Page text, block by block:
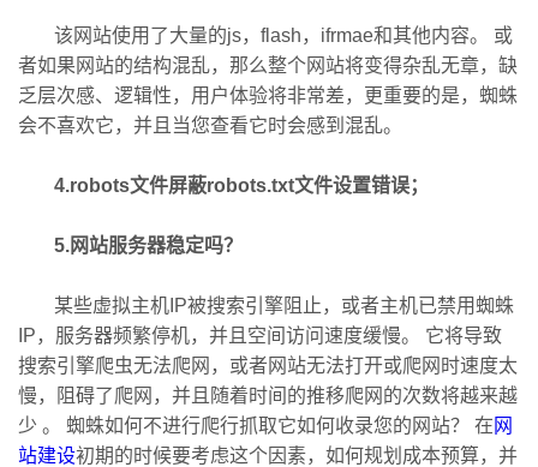
该网站使用了大量的js，flash，ifrmae和其他内容。 或
者如果网站的结构混乱，那么整个网站将变得杂乱无章，缺
乏层次感、逻辑性，用户体验将非常差，更重要的是，蜘蛛
会不喜欢它，并且当您查看它时会感到混乱。
4.robots文件屏蔽robots.txt文件设置错误；
5.网站服务器稳定吗？
某些虚拟主机IP被搜索引擎阻止，或者主机已禁用蜘蛛
IP，服务器频繁停机，并且空间访问速度缓慢。 它将导致
搜索引擎爬虫无法爬网，或者网站无法打开或爬网时速度太
慢，阻碍了爬网，并且随着时间的推移爬网的次数将越来越
少 。 蜘蛛如何不进行爬行抓取它如何收录您的网站？ 在 网
站建设初期的时候要考虑这个因素，如何规划成本预算，并